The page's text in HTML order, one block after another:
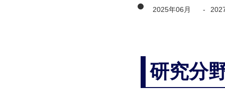
2025年06月 -
研究分